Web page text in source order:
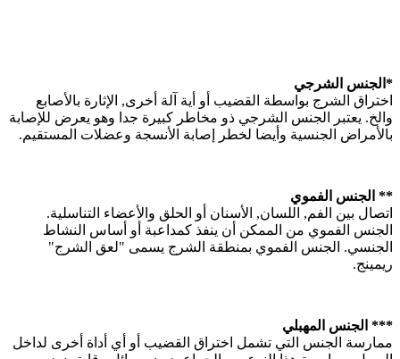
* الجنس الشرجي
اختراق الشرج بواسطة القضيب أو أية آلة أخرى, الإثارة بالأصابع
والخ. يعتبر الجنس الشرجي ذو مخاطر كبيرة جدا وهو يعرض للإصابة
بالأمراض الجنسية وأيضا لخطر إصابة الأنسجة وعضلات المستقيم.
** الجنس الفموي
اتصال بين الفم, اللسان, الأسنان أو الحلق والأعضاء التناسلية.
الجنس الفموي من الممكن أن ينفذ كمداعبة أو أساس النشاط
الجنسي. الجنس الفموي بمنطقة الشرج يسمى "لعق الشرج"
ريمينج.
*** الجنس المهبلي
ممارسة الجنس التي تشمل اختراق القضيب أو أي أداة أخرى لداخل